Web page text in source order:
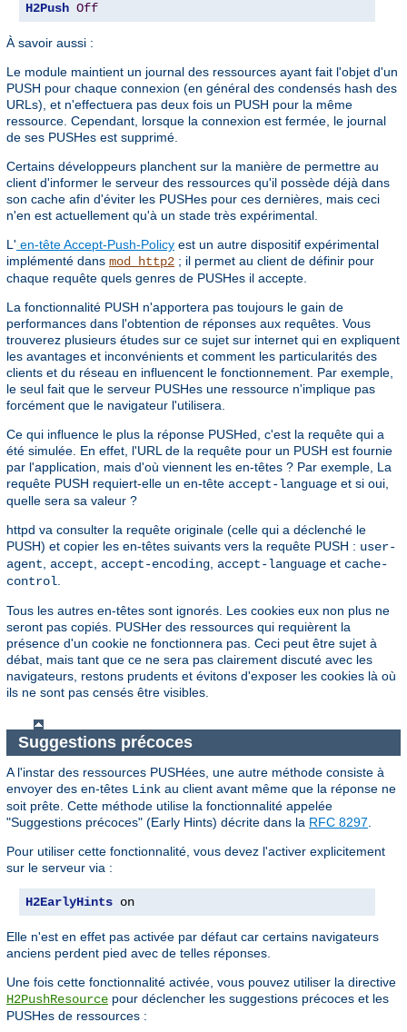
H2Push Off
À savoir aussi :
Le module maintient un journal des ressources ayant fait l'objet d'un
PUSH pour chaque connexion (en général des condensés hash des
URLs), et n'effectuera pas deux fois un PUSH pour la même
ressource. Cependant, lorsque la connexion est fermée, le journal
de ses PUSHes est supprimé.
Certains développeurs planchent sur la manière de permettre au
client d'informer le serveur des ressources qu'il possède déjà dans
son cache afin d'éviter les PUSHes pour ces dernières, mais ceci
n'en est actuellement qu'à un stade très expérimental.
L' en-tête Accept-Push-Policy est un autre dispositif expérimental
implémenté dans mod_http2 ; il permet au client de définir pour
chaque requête quels genres de PUSHes il accepte.
La fonctionnalité PUSH n'apportera pas toujours le gain de
performances dans l'obtention de réponses aux requêtes. Vous
trouverez plusieurs études sur ce sujet sur internet qui en expliquent
les avantages et inconvénients et comment les particularités des
clients et du réseau en influencent le fonctionnement. Par exemple,
le seul fait que le serveur PUSHes une ressource n'implique pas
forcément que le navigateur l'utilisera.
Ce qui influence le plus la réponse PUSHed, c'est la requête qui a
été simulée. En effet, l'URL de la requête pour un PUSH est fournie
par l'application, mais d'où viennent les en-têtes ? Par exemple, La
requête PUSH requiert-elle un en-tête accept-language et si oui,
quelle sera sa valeur ?
httpd va consulter la requête originale (celle qui a déclenché le
PUSH) et copier les en-têtes suivants vers la requête PUSH : user-
agent, accept, accept-encoding, accept-language et cache-
control.
Tous les autres en-têtes sont ignorés. Les cookies eux non plus ne
seront pas copiés. PUSHer des ressources qui requièrent la
présence d'un cookie ne fonctionnera pas. Ceci peut être sujet à
débat, mais tant que ce ne sera pas clairement discuté avec les
navigateurs, restons prudents et évitons d'exposer les cookies là où
ils ne sont pas censés être visibles.
Suggestions précoces
A l'instar des ressources PUSHées, une autre méthode consiste à
envoyer des en-têtes Link au client avant même que la réponse ne
soit prête. Cette méthode utilise la fonctionnalité appelée
"Suggestions précoces" (Early Hints) décrite dans la RFC 8297
Pour utiliser cette fonctionnalité, vous devez l'activer explicitement
sur le serveur via :
H2EarlyHints on
Elle n'est en effet pas activée par défaut car certains navigateurs
anciens perdent pied avec de telles réponses.
Une fois cette fonctionnalité activée, vous pouvez utiliser la directive
H2PushResource pour déclencher les suggestions précoces et les
PUSHes de ressources :